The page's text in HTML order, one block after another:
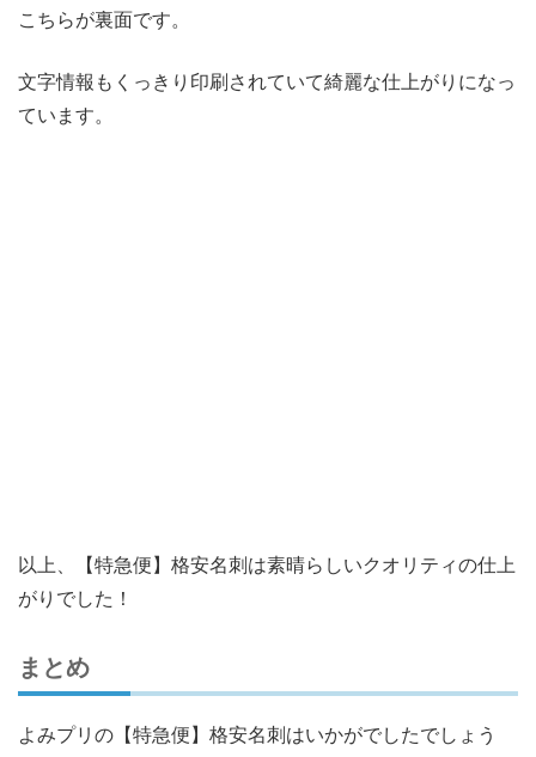
こちらが裏面です。
文字情報もくっきり印刷されていて綺麗な仕上がりになっ
ています。
以上、【特急便】格安名刺は素晴らしいクオリティの仕上
がりでした！
まとめ
よみプリの【特急便】格安名刺はいかがでしたでしょう